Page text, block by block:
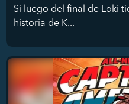
Si luego del final de Loki
historia de K...